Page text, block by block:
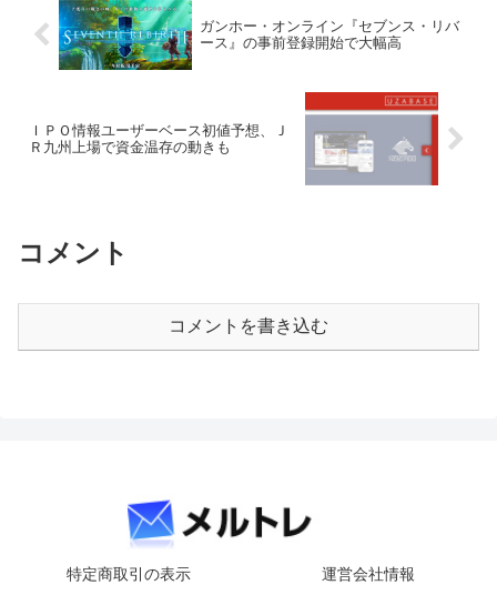
ガンホー・オンライン『セブンス・リバ
ース』の事前登録開始で大幅高
ＩＰＯ情報ユーザーベース初値予想、Ｊ
Ｒ九州上場で資金温存の動きも
コメント
コメントを書き込む
特定商取引の表示
運営会社情報